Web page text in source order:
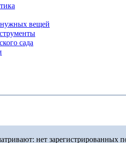
вещей
сада
нет зарегистрированных